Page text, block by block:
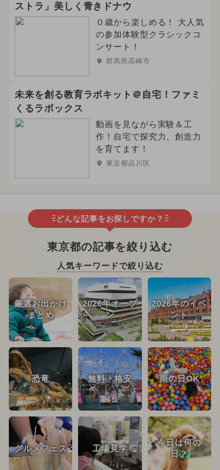
ストラ」美しく青きドナウ
０歳から楽しめる！ 大人気
の参加体験型クラシックコ
ンサート！
群馬県高崎市
未来を創る教育ラボキット＠自宅！ファミ
くるラボックス
動画を見ながら実験＆工
作！自宅で探究力、創造力
を育てます！
東京都品川区
どんな記事をお探しですか？
東京都の記事を絞り込む
人気キーワードで絞り込む
厳選お出かけ
まとめ
2026年オープ
ン
2026年のイベ
ント
恐竜 無料・格安 雨の日OK
グルメフェス 工場見学
今日は何の
日？